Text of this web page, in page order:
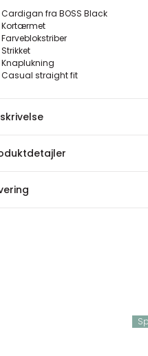
Cardigan fra BOSS Black
Kortærmet
Farveblokstriber
Strikket
Knaplukning
Casual straight fit